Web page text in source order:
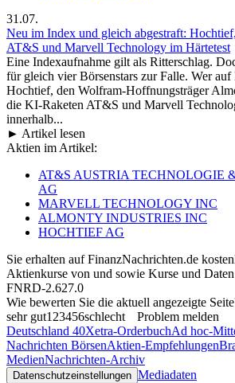
31.07.
Neu im Index und gleich abgestraft:
AT&S und Marvell Technology im Härtetest
Eine Indexaufnahme gilt als Ritterschlag.
für gleich vier Börsenstars zur Falle. Wer
Hochtief, den Wolfram-Hoffnungsträger
die KI-Raketen AT&S und Marvell
innerhalb...
► Artikel lesen
Aktien im Artikel:
AT&S AUSTRIA TECHNOLOGIE
AG
MARVELL TECHNOLOGY INC
ALMONTY INDUSTRIES INC
HOCHTIEF AG
Sie erhalten auf FinanzNachrichten.de
Aktienkurse von und sowie Kurse und
FNRD-2.627.0
Wie bewerten Sie die aktuell angezeigte
sehr gut1 23456schlecht
Problem melden
Deutschland 40Xetra-OrderbuchAd hoc-
Nachrichten BörsenAktien-Empfehlungen
MedienNachrichten-Archiv
Datenschutzeinstellungen Mediadaten